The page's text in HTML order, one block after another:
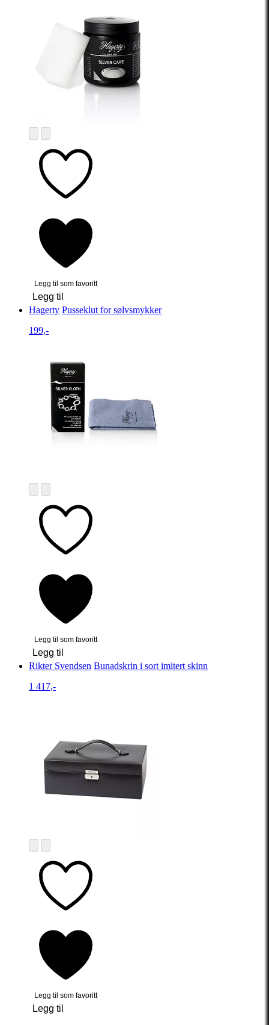
Legg til som favoritt
Legg til
Hagerty Pusseklut for sølvsmykker
199,-
Legg til som favoritt
Legg til
Rikter Svendsen Bunadskrin i sort imitert skinn
1 417,-
Legg til som favoritt
Legg til